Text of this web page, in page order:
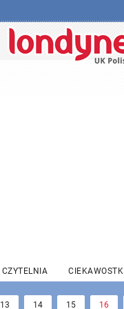
CZYTELNIA CIEKAWOSTKI
13 14 15 16